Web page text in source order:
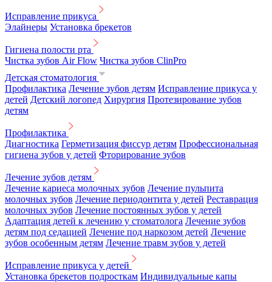
Исправление прикуса
Элайнеры Установка брекетов
Гигиена полости рта
Чистка зубов Air Flow Чистка зубов ClinPro
Детская стоматология
Профилактика Лечение зубов детям Исправление прикуса у
детей Детский логопед Хирургия Протезирование зубов
детям
Профилактика
Диагностика Герметизация фиссур детям Профессиональная
гигиена зубов у детей Фторирование зубов
Лечение зубов детям
Лечение кариеса молочных зубов Лечение пульпита
молочных зубов Лечение периодонтита у детей Реставрация
молочных зубов Лечение постоянных зубов у детей
Адаптация детей к лечению у стоматолога Лечение зубов
детям под седацией Лечение под наркозом детей Лечение
зубов особенным детям Лечение травм зубов у детей
Исправление прикуса у детей
Установка брекетов подросткам Индивидуальные капы